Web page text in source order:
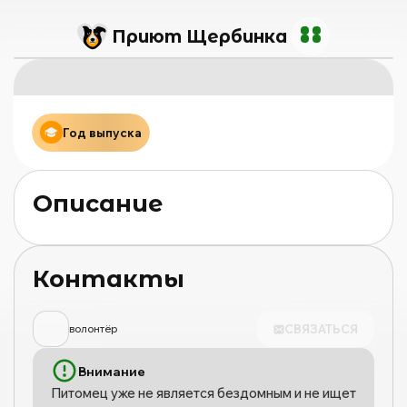
Приют Щербинка
Описание
Контакты
волонтёр СВЯЗАТЬСЯ
Внимание
Питомец уже не является бездомным и не ищет
Год выпуска